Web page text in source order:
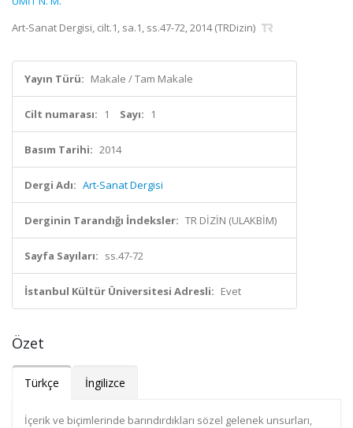
Art-Sanat Dergisi, cilt.1, sa.1, ss.47-72, 2014 (TRDizin)
Yayın Türü: Makale / Tam Makale
Cilt numarası: 1 Sayı: 1
Basım Tarihi: 2014
Dergi Adı: Art-Sanat Dergisi
Derginin Tarandığı İndeksler: TR DİZİN (ULAKBİM)
Sayfa Sayıları: ss.47-72
İstanbul Kültür Üniversitesi Adresli: Evet
Özet
Türkçe İngilizce
İçerik ve biçimlerinde barındırdıkları sözel gelenek unsurları,